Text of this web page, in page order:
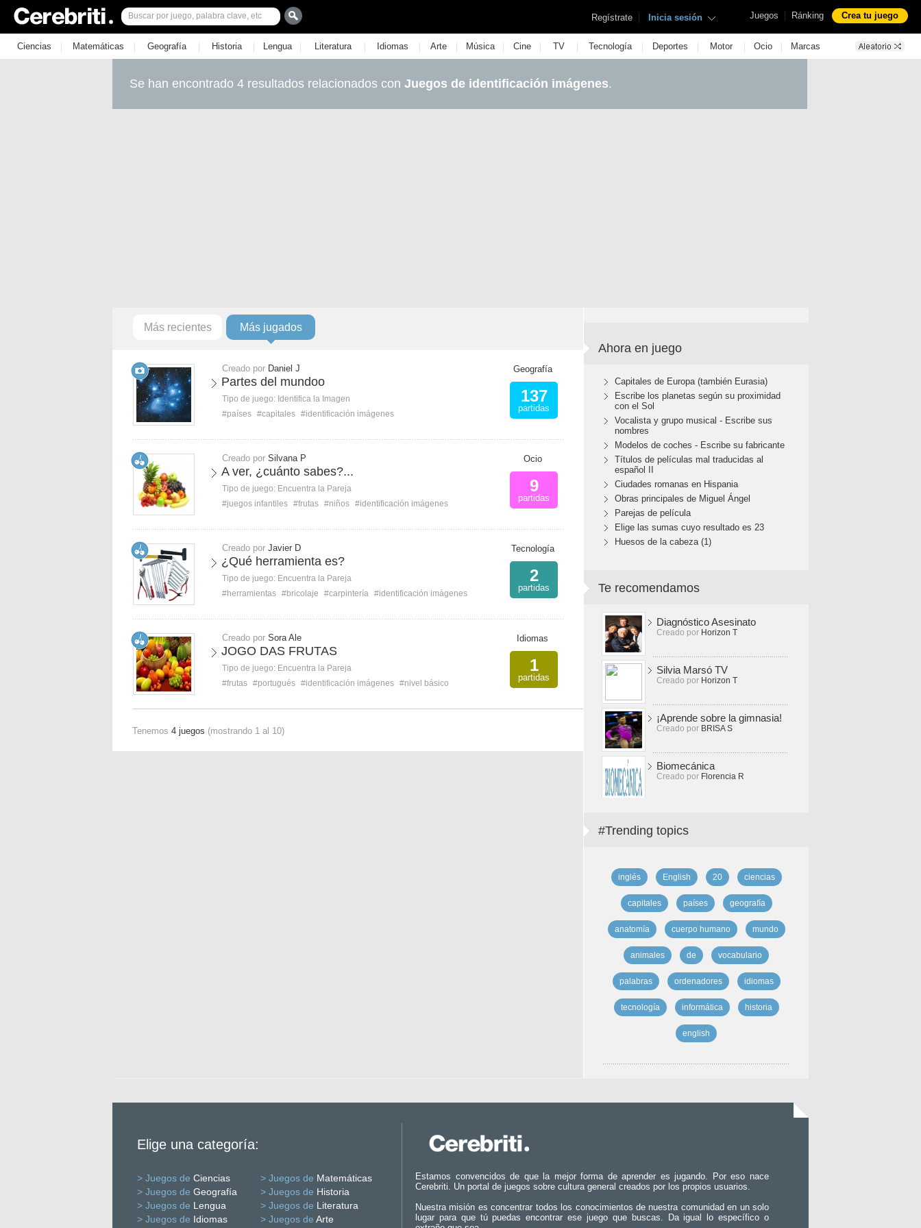
Juegos | Ránking Crea tu juego
Regístrate | Inicia sesión
Ciencias | Matemáticas | Geografía | Historia | Lengua | Literatura | Idiomas | Arte | Música | Cine | TV | Tecnología | Deportes | Motor | Ocio | Marcas
Se han encontrado 4 resultados relacionados con Juegos de identificación imágenes.
Más recientes Más jugados
Creado por Daniel J
Partes del mundoo
Tipo de juego: Identifica la Imagen
#países #capitales #identificación imágenes
Geografía
137
partidas
Creado por Silvana P
A ver, ¿cuánto sabes?...
Tipo de juego: Encuentra la Pareja
#juegos infantiles #frutas #niños #identificación imágenes
Ocio
9
partidas
Creado por Javier D
¿Qué herramienta es?
Tipo de juego: Encuentra la Pareja
#herramientas #bricolaje #carpintería #identificación imágenes
Tecnología
2
partidas
Creado por Sora Ale
JOGO DAS FRUTAS
Tipo de juego: Encuentra la Pareja
#frutas #portugués #identificación imágenes #nivel básico
Idiomas
1
partidas
Tenemos 4 juegos (mostrando 1 al 10)
Ahora en juego
Capitales de Europa (también Eurasia)
Escribe los planetas según su proximidad
con el Sol
Vocalista y grupo musical - Escribe sus
nombres
Modelos de coches - Escribe su fabricante
Títulos de películas mal traducidas al
español II
Ciudades romanas en Hispania
Obras principales de Miguel Ángel
Parejas de película
Elige las sumas cuyo resultado es 23
Huesos de la cabeza (1)
Te recomendamos
Diagnóstico Asesinato
Creado por Horizon T
Silvia Marsó TV
Creado por Horizon T
¡Aprende sobre la gimnasia!
Creado por BRISA S
Biomecánica
Creado por Florencia R
#Trending topics
inglés English 20 ciencias
capitales países geografía
anatomía cuerpo humano mundo
animales de vocabulario
palabras ordenadores idiomas
tecnología informática historia
english
Elige una categoría:
> Juegos de Ciencias > Juegos de Matemáticas
> Juegos de Geografía > Juegos de Historia
> Juegos de Lengua > Juegos de Literatura
> Juegos de Idiomas > Juegos de Arte
Estamos convencidos de que la mejor forma de aprender es jugando. Por eso nace
Cerebriti. Un portal de juegos sobre cultura general creados por los propios usuarios.
Nuestra misión es concentrar todos los conocimientos de nuestra comunidad en un solo
lugar para que tú puedas encontrar ese juego que buscas. Da igual lo específico o